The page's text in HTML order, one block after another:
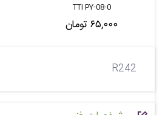
TTI PY-08-0
۶۵,۰۰۰ تومان
R242